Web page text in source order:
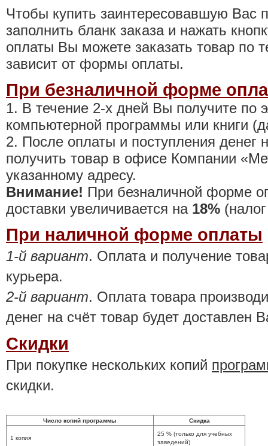
Чтобы купить заинтересовавшую Вас
заполнить бланк заказа и нажать
оплаты Вы можете заказать товар по
зависит от формы оплаты.
При безналичной форме
1. В течение 2-х дней Вы получите по
компьютерной программы или книги
2. После оплаты и поступления
получить товар в офисе Компании
указанному адресу.
Внимание! При безналичной форме
доставки увеличивается на 18%
При наличной форме оплаты
1-й вариант. Оплата и получение
курьера.
2-й вариант. Оплата товара
денег на счёт товар будет доставлен
Скидки
При покупке нескольких копий
скидки.
Число копий программы Скидка
1 копия
25 % (только для учебных
заведений)